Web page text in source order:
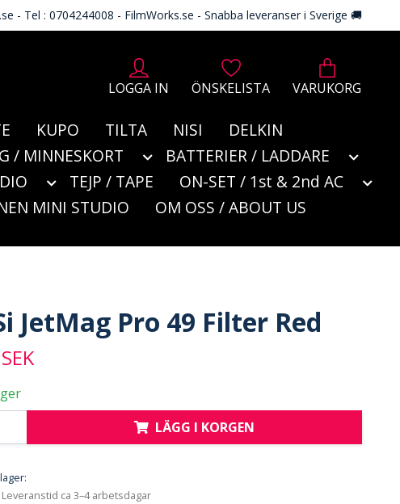
- Tel : 0704244008 - FilmWorks.se - Snabba leveranser i Sverige 🚚
LOGGA IN ÖNSKELISTA VARUKORG
KUPO TILTA NISI
DELKIN
/ MINNESKORT
BATTERIER / LADDARE
TEJP / TAPE
ON-SET / 1st & 2nd AC
MINI STUDIO
OM OSS / ABOUT US
JetMag Pro 49 Filter Red
LÄGG I KORGEN
Leveranstid ca 3–4 arbetsdagar